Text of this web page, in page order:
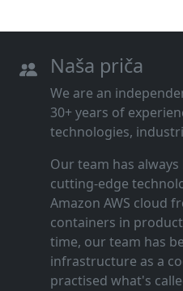
Naša priča
We are an
30+ years of
technologies,
Our team has
cutting‑edge
Amazon AWS cloud
containers in
time, our team has
infrastructure as a
practised what's